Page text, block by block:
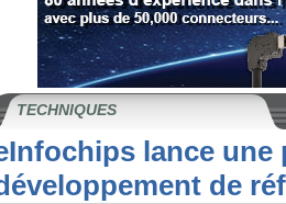
TECHNIQUES
lance une
de